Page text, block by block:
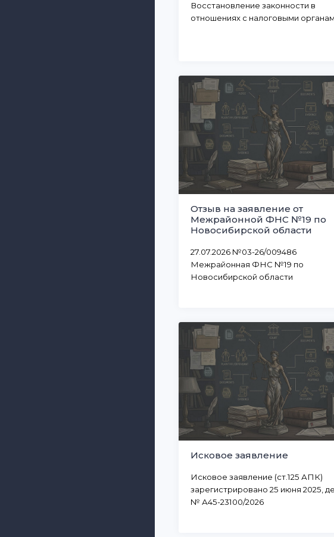
Восстановление законности в
отношениях с налоговыми
Отзыв на заявление от
Межрайонной ФНС №19 по
Новосибирской области
27.07.2026 №03-26/009486
Межрайонная ФНС №19 по
Новосибирской области
Исковое заявление
Исковое заявление (ст.125 АПК)
зарегистрировано 25 июня 2025,
№ А45-23100/2026